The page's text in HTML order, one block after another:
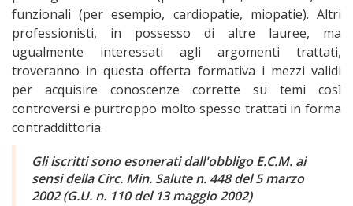
funzionali (per esempio, cardiopatie, miopatie). Altri
professionisti, in possesso di altre lauree, ma
ugualmente interessati agli argomenti trattati,
troveranno in questa offerta formativa i mezzi validi
per acquisire conoscenze corrette su temi così
controversi e purtroppo molto spesso trattati in forma
contraddittoria.
Gli iscritti sono esonerati dall'obbligo E.C.M. ai
sensi della Circ. Min. Salute n. 448 del 5 marzo
2002 (G.U. n. 110 del 13 maggio 2002)